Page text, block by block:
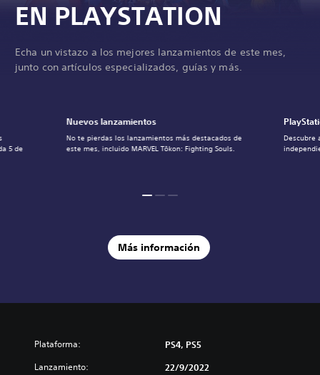
EN PLAYSTATION
Echa un vistazo a los mejores lanzamientos de este mes,
junto con artículos especializados, guías y más.
Nuevos lanzamientos
No te pierdas los lanzamientos más destacados de
este mes, incluido MARVEL Tōkon: Fighting Souls.
Descubre
5 de
Más información
Plataforma: PS4, PS5
Lanzamiento: 22/9/2022